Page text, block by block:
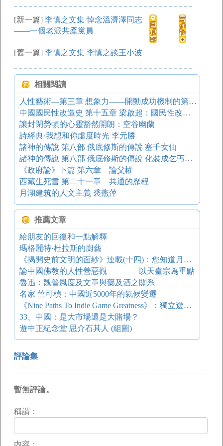
[新一篇] 李慎之文集 悼念溫濟澤同志
——一個老派共產黨員
[舊一篇] 李慎之文集 李慎之談王小波
相關閱讀
人性藝術—第三章 想象力——開動成功機制的第一把鑰匙
中國國民性改造史 第十五章 梁啟超：國民性改造的奠基人
讓封閉勞頓的心靈豁然開朗：空谷幽蘭
詩經典·我想和你虛度時光 李元勝
諸神的傳說 第八部 俄底修斯的傳說 塞壬女仙
諸神的傳說 第八部 俄底修斯的傳說 化裝成乞丐的俄底修斯來到大廳
《政府論》下篇 第六章 論父權
西藏生死書 第二十一章 共通的歷程
月湖建筑的人文主義 裘燕萍
推薦文章
給朋友的回復和一點解釋
瑪格麗特·杜拉斯的廚藝
《揭開史前文明的面紗》連載(十四)：您知道月球是人造的嗎？
論中國佛教的人性善惡觀 ——以天臺宗為重點
魯迅：魏晉風度及文章與藥及酒之關系
名家 竺可楨：中國近5000年的氣候變遷
《Nine Paths To Indie Game Greatness》：獨立遊戲開發者的獨孤九訣
33、中國：是大市場還是大賭場？
遊中正紀念堂 思介石其人 (組圖)
評論集
暫無評論。
稱謂：
内容：